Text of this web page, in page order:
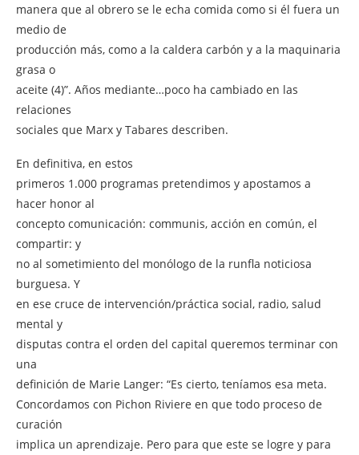
manera que al obrero se le echa comida como si él fuera un
medio de
producción más, como a la caldera carbón y a la maquinaria
grasa o
aceite (4)”. Años mediante…poco ha cambiado en las
relaciones
sociales que Marx y Tabares describen.
En definitiva, en estos
primeros 1.000 programas pretendimos y apostamos a
hacer honor al
concepto comunicación: communis, acción en común, el
compartir: y
no al sometimiento del monólogo de la runfla noticiosa
burguesa. Y
en ese cruce de intervención/práctica social, radio, salud
mental y
disputas contra el orden del capital queremos terminar con
una
definición de Marie Langer: “Es cierto, teníamos esa meta.
Concordamos con Pichon Riviere en que todo proceso de
curación
implica un aprendizaje. Pero para que este se logre y para